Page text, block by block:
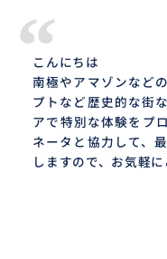
“
こんにちは
南極やアマゾンなど
プトなど歴史的な街
アで特別な体験をプ
ネータと協力して、
しますので、お気軽に